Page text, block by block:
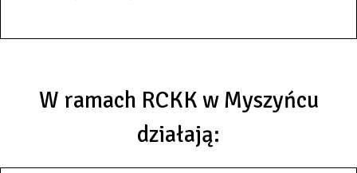
W ramach RCKK w Myszyńcu
działają: